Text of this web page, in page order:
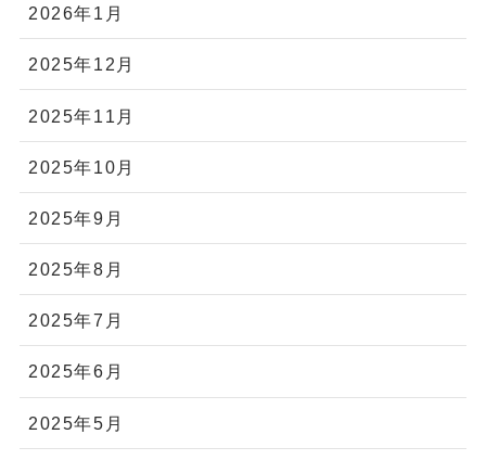
2026年1月
2025年12月
2025年11月
2025年10月
2025年9月
2025年8月
2025年7月
2025年6月
2025年5月